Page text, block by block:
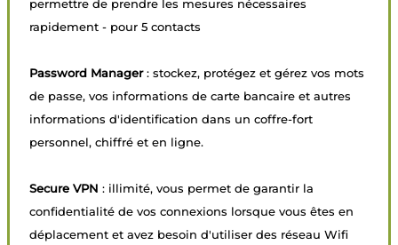
permettre de prendre les mesures nécessaires
rapidement - pour 5 contacts
Password Manager: stockez, protégez et gérez vos mots
de passe, vos informations de carte bancaire et autres
informations d'identification dans un coffre-fort
personnel, chiffré et en ligne.
Secure VPN: illimité, vous permet de garantir la
confidentialité de vos connexions lorsque vous êtes en
déplacement et avez besoin d'utiliser des réseau Wifi